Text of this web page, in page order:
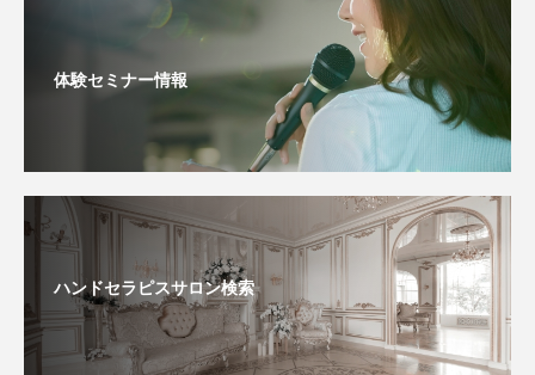
体験セミナー情報
ハンドセラピスサロン検索